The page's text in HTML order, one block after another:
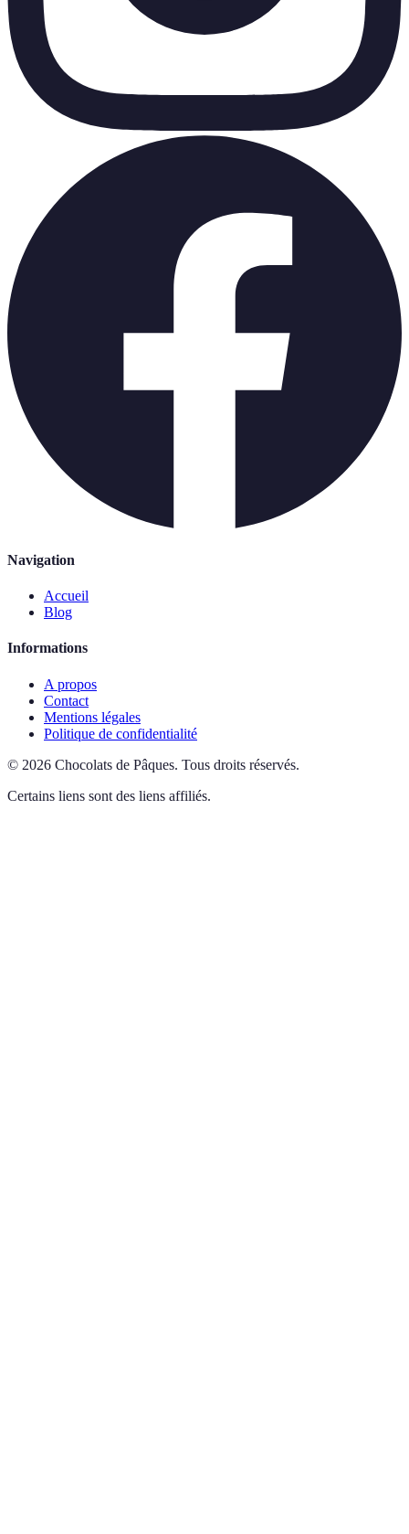
Navigation
Accueil
Blog
Informations
A propos
Contact
Mentions légales
Politique de confidentialité
© 2026 Chocolats de Pâques. Tous droits réservés.
Certains liens sont des liens affiliés.